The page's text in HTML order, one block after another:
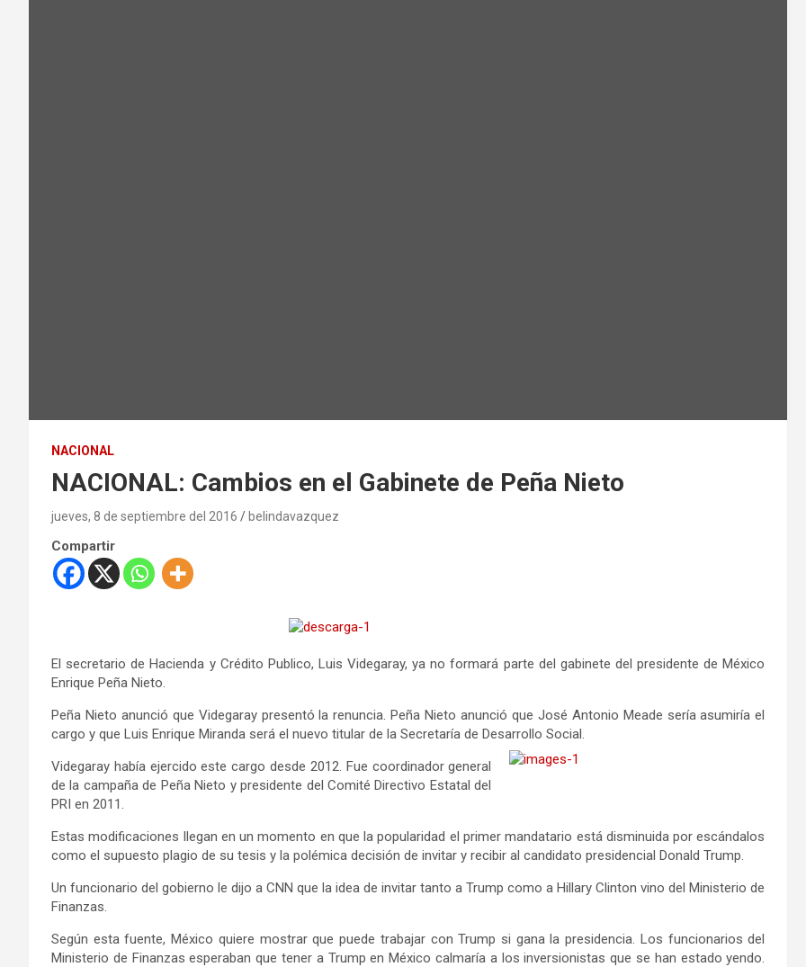
NACIONAL
NACIONAL: Cambios en el Gabinete de Peña Nieto
jueves, 8 de septiembre del 2016 belindavazquez
Compartir
El secretario de Hacienda y Crédito Publico, Luis Videgaray, ya no formará parte del gabinete del presidente de México
Enrique Peña Nieto.
Peña Nieto anunció que Videgaray presentó la renuncia. Peña Nieto anunció que José Antonio Meade sería asumiría el
cargo y que Luis Enrique Miranda será el nuevo titular de la Secretaría de Desarrollo Social.
Videgaray había ejercido este cargo desde 2012. Fue coordinador general
de la campaña de Peña Nieto y presidente del Comité Directivo Estatal del
PRI en 2011.
Estas modificaciones llegan en un momento en que la popularidad el primer mandatario está disminuida por escándalos
como el supuesto plagio de su tesis y la polémica decisión de invitar y recibir al candidato presidencial Donald Trump.
Un funcionario del gobierno le dijo a CNN que la idea de invitar tanto a Trump como a Hillary Clinton vino del Ministerio de
Finanzas.
Según esta fuente, México quiere mostrar que puede trabajar con Trump si gana la presidencia. Los funcionarios del
Ministerio de Finanzas esperaban que tener a Trump en México calmaría a los inversionistas que se han estado yendo.